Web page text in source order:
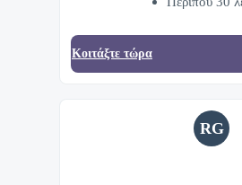
Κοιτάξτε τώρα
RG